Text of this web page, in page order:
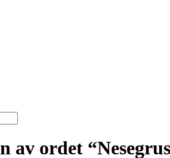
av ordet